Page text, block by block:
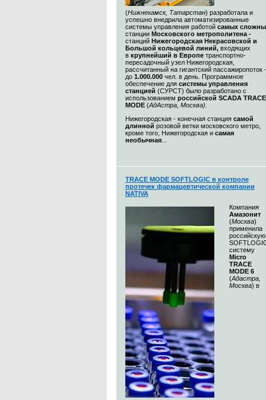
(Нижнекамск, Татарстан) разработала и
успешно внедрила автоматизированные
системы управления работой самых
станции Московского метрополитена -
станций Нижегородская Некрасовской и
Большой кольцевой линий, входящих
в крупнейший в Европе транспортно-
пересадочный узел Нижегородская,
рассчитанный на гигантский пассажиропоток -
до 1.000.000 чел. в день. Программное
обеспечение для системы управления
станцией (СУРСТ) было разработано с
использованием российской SCADA TRACE
MODE (АдАстра, Москва)
Нижегородская - конечная станция самой
длинной розовой ветки московского метро,
кроме того, Нижегородская и самая
необычная
TRACE MODE SOFTLOGIC в контроле
протечек фармацевтической компании
NATIVA
Компания
Амазонит
(Москва)
применила
российскую
систему
Micro
TRACE
MODE 6
(Адастра,
Москва) в